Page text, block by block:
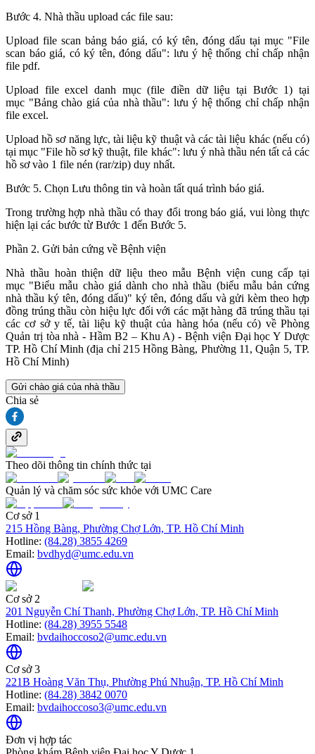
Bước 4. Nhà thầu upload các file sau:
Upload file scan bảng báo giá, có ký tên, đóng dấu tại mục "File
scan báo giá, có ký tên, đóng dấu": lưu ý hệ thống chỉ chấp nhận
file pdf.
Upload file excel danh mục (file điền dữ liệu tại Bước 1) tại
mục "Bảng chào giá của nhà thầu": lưu ý hệ thống chỉ chấp nhận
file excel.
Upload hồ sơ năng lực, tài liệu kỹ thuật và các tài liệu khác (nếu có)
tại mục "File hồ sơ kỹ thuật, file khác": lưu ý nhà thầu nén tất cả các
hồ sơ vào 1 file nén (rar/zip) duy nhất.
Bước 5. Chọn Lưu thông tin và hoàn tất quá trình báo giá.
Trong trường hợp nhà thầu có thay đổi trong báo giá, vui lòng thực
hiện lại các bước từ Bước 1 đến Bước 5.
Phần 2. Gửi bản cứng về Bệnh viện
Nhà thầu hoàn thiện dữ liệu theo mẫu Bệnh viện cung cấp tại
mục "Biểu mẫu chào giá dành cho nhà thầu (biểu mẫu bản cứng
nhà thầu ký tên, đóng dấu)" ký tên, đóng dấu và gửi kèm theo hợp
đồng trúng thầu còn hiệu lực đối với các mặt hàng đã trúng thầu tại
các cơ sở y tế, tài liệu kỹ thuật của hàng hóa (nếu có) về Phòng
Quản trị tòa nhà - Hầm B2 – Khu A) - Bệnh viện Đại học Y Dược
TP. Hồ Chí Minh (địa chỉ 215 Hồng Bàng, Phường 11, Quận 5, TP.
Hồ Chí Minh)
Gửi chào giá của nhà thầu
Chia sẻ
Theo dõi thông tin chính thức tại
Quản lý và chăm sóc sức khỏe với UMC Care
Cơ sở 1
215 Hồng Bàng, Phường Chợ Lớn, TP. Hồ Chí Minh
Hotline: (84.28) 3855 4269
Email: bvdhyd@umc.edu.vn
Cơ sở 2
201 Nguyễn Chí Thanh, Phường Chợ Lớn, TP. Hồ Chí Minh
Hotline: (84.28) 3955 5548
Email: bvdaihoccoso2@umc.edu.vn
Cơ sở 3
221B Hoàng Văn Thụ, Phường Phú Nhuận, TP. Hồ Chí Minh
Hotline: (84.28) 3842 0070
Email: bvdaihoccoso3@umc.edu.vn
Đơn vị hợp tác